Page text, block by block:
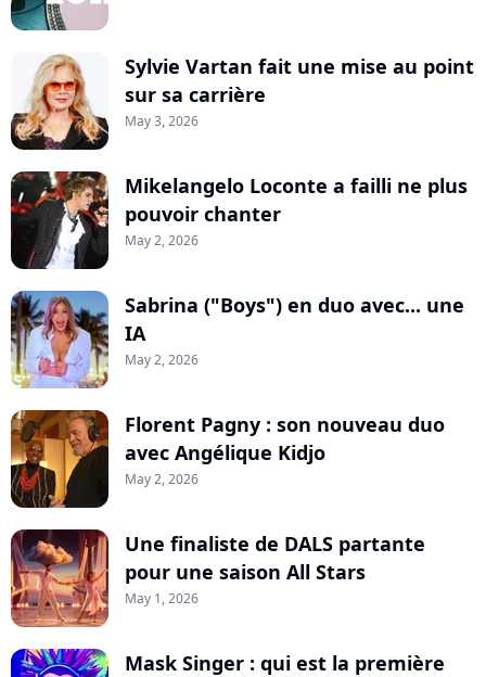
Sylvie Vartan fait une mise au point
sur sa carrière
May 3, 2026
Mikelangelo Loconte a failli ne plus
pouvoir chanter
May 2, 2026
Sabrina ("Boys") en duo avec... une
IA
May 2, 2026
Florent Pagny : son nouveau duo
avec Angélique Kidjo
May 2, 2026
Une finaliste de DALS partante
pour une saison All Stars
May 1, 2026
Mask Singer : qui est la première